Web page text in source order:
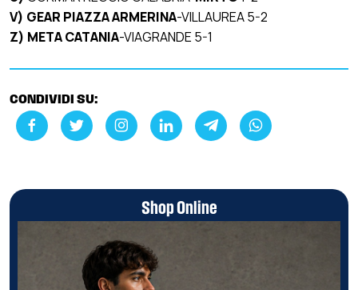
V) GEAR PIAZZA ARMERINA-VILLAUREA 5-2
Z) META CATANIA-VIAGRANDE 5-1
CONDIVIDI SU:
Shop Online